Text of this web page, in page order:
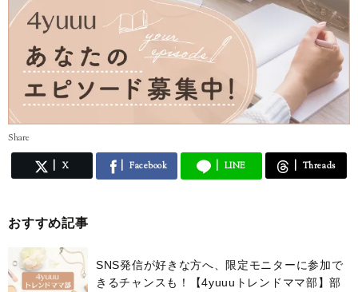
Share
X Facebook LINE Threads
おすすめ記事
SNS発信が好きな方へ、限定モニターに参加で
きるチャンスも！【4yuuuトレンドママ部】部